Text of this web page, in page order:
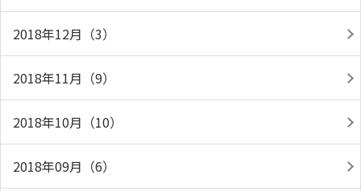
2018年12月（3）
2018年11月（9）
2018年10月（10）
2018年09月（6）